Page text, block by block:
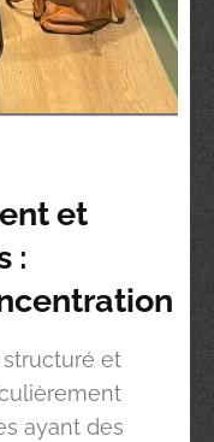
et
:
et
ayant des